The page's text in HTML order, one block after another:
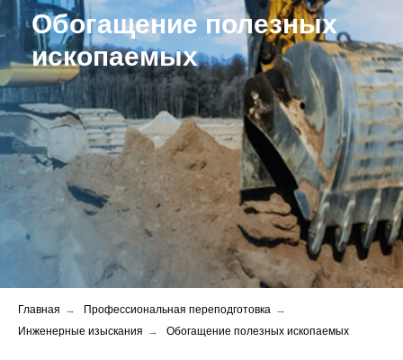
Обогащение полезных
ископаемых
Главная → Профессиональная переподготовка →
Инженерные изыскания → Обогащение полезных ископаемых
Форма получения
образования: